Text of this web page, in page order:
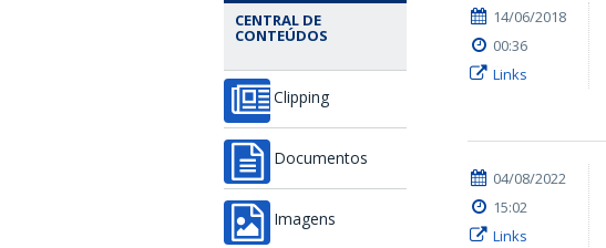
CENTRAL DE
CONTEÚDOS
Clipping
Documentos
Imagens
14/06/2018
00:36
Links
04/08/2022
15:02
Links